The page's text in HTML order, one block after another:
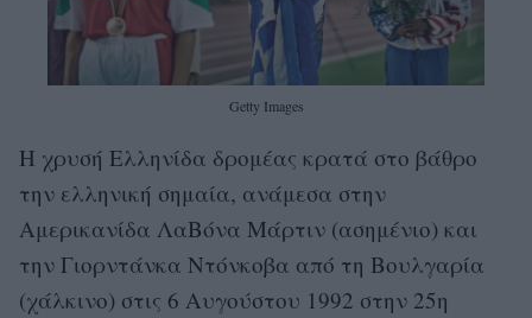
Getty Images
Η χρυσή Ελληνίδα δρομέας κρατά στο βάθρο
την ελληνική σημαία, ανάμεσα στην
Αμερικανίδα ΛαΒόνα Μάρτιν (ασημένιο) και
την Γιορντάνκα Ντόνκοβα από τη Βουλγαρία
(χάλκινο) στις 6 Αυγούστου 1992 στην 25η